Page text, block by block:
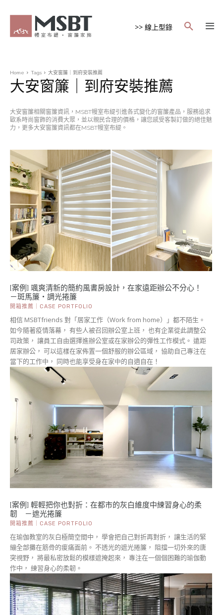
>> 線上型錄
Home Tags 大安窗簾｜到府安裝推薦
大安窗簾｜到府安裝推薦
大安窗簾相關窗簾資訊，MSBT幔室布緹引進各式變化的窗簾產品，服務追求
歐系時尚窗飾的消費大眾，並以親民合理的價格，讓您感受客製訂做的絕佳魅
力，更多大安窗簾資訊都在MSBT幔室布緹。
[案例] 颯爽清新的簡約風書房設計，在家遠距辦公不分心！
－斑馬簾・調光捲簾
開箱推薦｜CASE PORTFOLIO
相信 MSBTfriends 對「居家工作（Work from home）」都不陌生。
如今隨著疫情落幕， 有些人被召回辦公室上班， 也有企業從此調整公
司政策， 讓員工自由選擇進辦公室或在家辦公的彈性工作模式。 遠距
居家辦公， 可以這樣在家佈置一個舒服的辦公區域， 協助自己專注在
當下的工作中， 同時也能享受身在家中的自適自在！
[案例] 輕輕把你也對折：在都市的灰白維度中練習身心的柔
韌 －遮光捲簾
開箱推薦｜CASE PORTFOLIO
在瑜伽教室的灰白極簡空間中， 學會把自己對折再對折， 讓生活的緊
繃全部攤在筋骨的痠痛面前。 不透光的遮光捲簾， 阻擋一切外來的唐
突視野， 將最私密放鬆的模樣遮掩起來， 專注在一個個困難的瑜伽動
作中， 練習身心的柔韌。